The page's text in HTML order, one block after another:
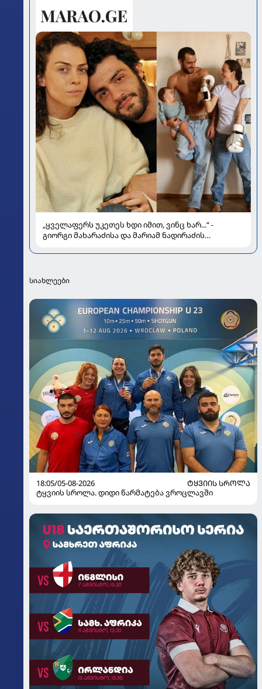
„ყველაფერს უკეთეს ხდი იმით, ვინც ხარ...“ -
გიორგი მახარაძისა და მარიამ ნადირაძის
სიახლეები
18:05/05-08-2026
ᲢᲧᲕᲘᲘᲡ ᲡᲠᲝᲚᲐ
ტყვიის სროლა. დიდი წარმატება ვროცლავში